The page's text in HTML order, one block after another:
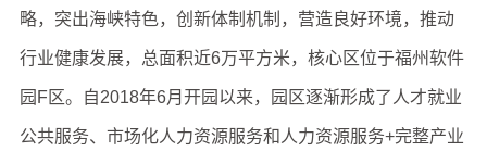
略，突出海峡特色，创新体制机制，营造良好环境，推动
行业健康发展，总面积近6万平方米，核心区位于福州软件
园F区。自2018年6月开园以来，园区逐渐形成了人才就业
公共服务、市场化人力资源服务和人力资源服务+完整产业